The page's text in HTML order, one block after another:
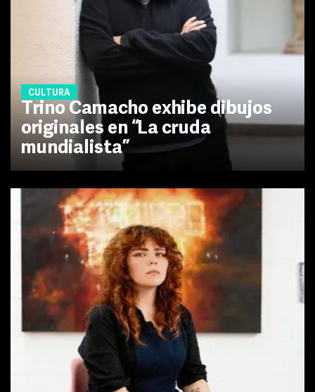
CULTURA
Trino Camacho exhibe dibujos
originales en “La cruda
mundialista”